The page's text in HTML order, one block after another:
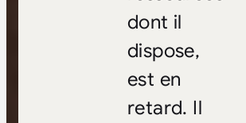
dont il
dispose,
est en
retard. Il